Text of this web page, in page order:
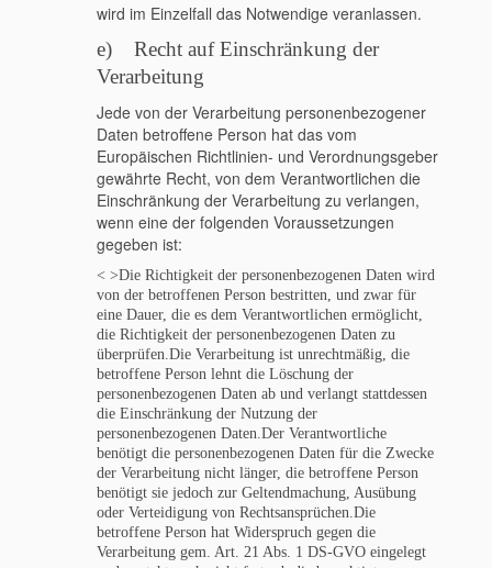
wird im Einzelfall das Notwendige veranlassen.
e) Recht auf Einschränkung der
Verarbeitung
Jede von der Verarbeitung personenbezogener
Daten betroffene Person hat das vom
Europäischen Richtlinien- und Verordnungsgeber
gewährte Recht, von dem Verantwortlichen die
Einschränkung der Verarbeitung zu verlangen,
wenn eine der folgenden Voraussetzungen
gegeben ist:
< >Die Richtigkeit der personenbezogenen Daten wird
von der betroffenen Person bestritten, und zwar für
eine Dauer, die es dem Verantwortlichen ermöglicht,
die Richtigkeit der personenbezogenen Daten zu
überprüfen.Die Verarbeitung ist unrechtmäßig, die
betroffene Person lehnt die Löschung der
personenbezogenen Daten ab und verlangt stattdessen
die Einschränkung der Nutzung der
personenbezogenen Daten.Der Verantwortliche
benötigt die personenbezogenen Daten für die Zwecke
der Verarbeitung nicht länger, die betroffene Person
benötigt sie jedoch zur Geltendmachung, Ausübung
oder Verteidigung von Rechtsansprüchen.Die
betroffene Person hat Widerspruch gegen die
Verarbeitung gem. Art. 21 Abs. 1 DS-GVO eingelegt